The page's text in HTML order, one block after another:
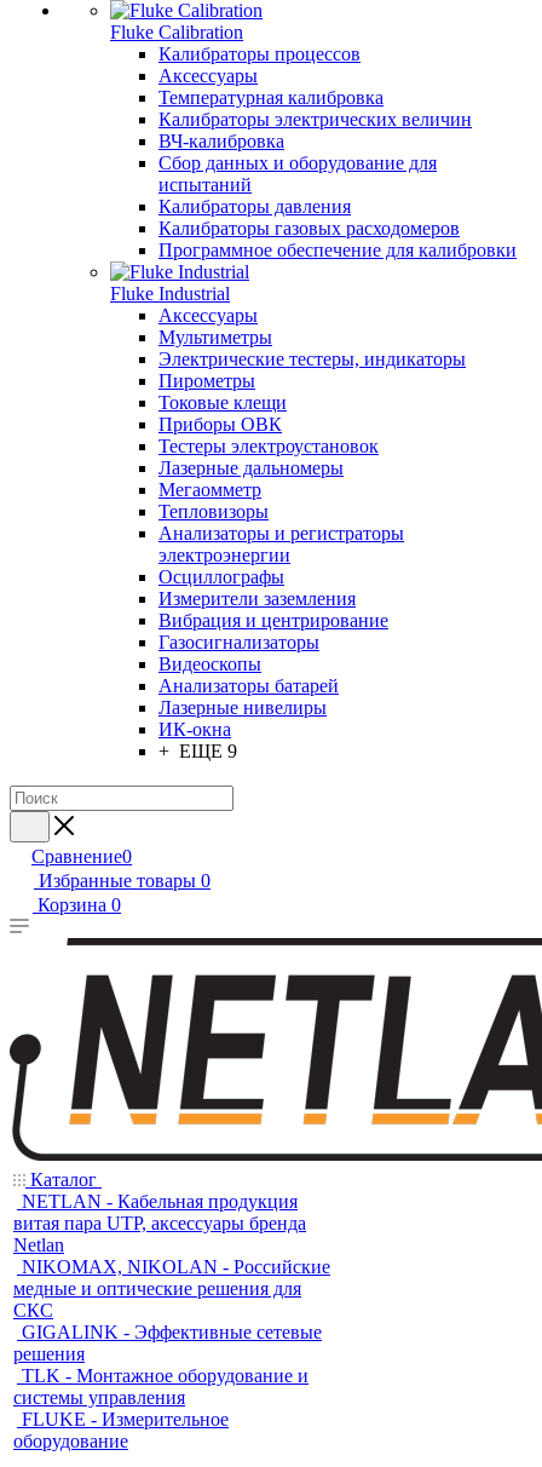
Fluke Calibration
Калибраторы процессов
Аксессуары
Температурная калибровка
Калибраторы электрических величин
ВЧ-калибровка
Сбор данных и оборудование для
испытаний
Калибраторы давления
Калибраторы газовых расходомеров
Программное обеспечение для калибровки
Fluke Industrial
Аксессуары
Мультиметры
Электрические тестеры, индикаторы
Пирометры
Токовые клещи
Приборы ОВК
Тестеры электроустановок
Лазерные дальномеры
Мегаомметр
Тепловизоры
Анализаторы и регистраторы
электроэнергии
Осциллографы
Измерители заземления
Вибрация и центрирование
Газосигнализаторы
Видеоскопы
Анализаторы батарей
Лазерные нивелиры
ИК-окна
+ ЕЩЕ 9
Сравнение0
Избранные товары 0
Корзина 0
Каталог
NETLAN - Кабельная продукция
витая пара UTP, аксессуары бренда
Netlan
NIKOMAX, NIKOLAN - Российские
медные и оптические решения для
СКС
GIGALINK - Эффективные сетевые
решения
TLK - Монтажное оборудование и
системы управления
FLUKE - Измерительное
оборудование